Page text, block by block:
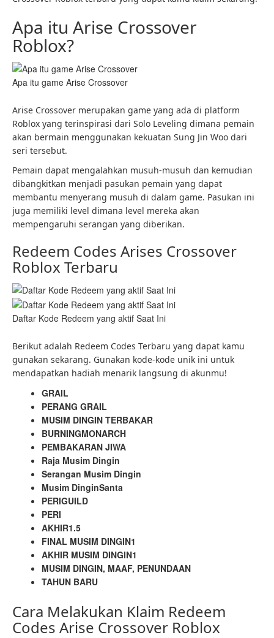
Apa itu Arise Crossover
Roblox?
Apa itu game Arise Crossover
Arise Crossover merupakan game yang ada di platform
Roblox yang terinspirasi dari Solo Leveling dimana pemain
akan bermain menggunakan kekuatan Sung Jin Woo dari
seri tersebut.
Pemain dapat mengalahkan musuh-musuh dan kemudian
dibangkitkan menjadi pasukan pemain yang dapat
membantu menyerang musuh di dalam game. Pasukan ini
juga memiliki level dimana level mereka akan
mempengaruhi serangan yang diberikan.
Redeem Codes Arises Crossover
Roblox Terbaru
Daftar Kode Redeem yang aktif Saat Ini
Berikut adalah Redeem Codes Terbaru yang dapat kamu
gunakan sekarang. Gunakan kode-kode unik ini untuk
mendapatkan hadiah menarik langsung di akunmu!
GRAIL
PERANG GRAIL
MUSIM DINGIN TERBAKAR
BURNINGMONARCH
PEMBAKARAN JIWA
Raja Musim Dingin
Serangan Musim Dingin
Musim DinginSanta
PERIGUILD
PERI
AKHIR1.5
FINAL MUSIM DINGIN1
AKHIR MUSIM DINGIN1
MUSIM DINGIN, MAAF, PENUNDAAN
TAHUN BARU
Cara Melakukan Klaim Redeem
Codes Arise Crossover Roblox